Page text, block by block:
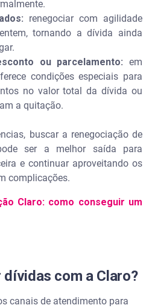
renegociar com agilidade
tornando a dívida ainda
ou parcelamento: em
condições especiais para
no valor total da dívida ou
a quitação.
buscar a renegociação de
ser a melhor saída para
e continuar aproveitando os
complicações.
Claro: como conseguir um
com a Claro?
canais de atendimento para